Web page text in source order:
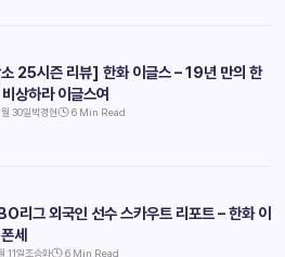
25시즌 리뷰] 한화 이글스 – 19년 만의 한
상하라 이글스여
30일박경현 6 Min Read
리그 외국인 선수 스카우트 리포트 – 한화 이
세
11일조승화 6 Min Read